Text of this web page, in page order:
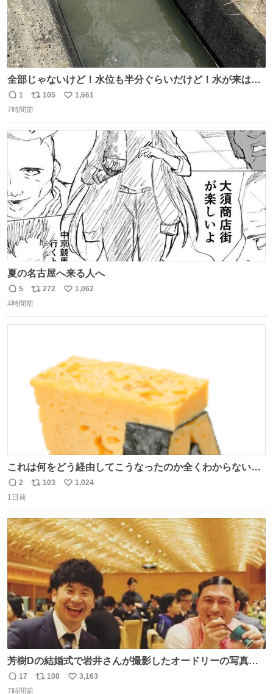
全部じゃないけど！水位も半分ぐらいだけど！水が来はじ
めたよ！！！ 作業してくれた方々ありがとーーー
ー！！！！！！！！！！！！！！！！！！！！！！！！！
返
信
1
リ
ポ
ト
105
い
1,661
7時間前
夏の名古屋へ来る人へ
返
信
5
リ
ポ
272
い
1,062
4時間前
これは何をどう経由してこうなったのか全くわからない構
造のすしざんまいの玉子
返
信
2
リ
ト
数
103
い
数
1,024
1日前
芳樹Dの結婚式で岩井さんが撮影したオードリーの写真が
本当好きなのよね。確か3枚目はもうすでに出来上がって
いる春日さんがウェイターにハイボールを懇願している所
返
17
リ
108
い
3,163
7時間前